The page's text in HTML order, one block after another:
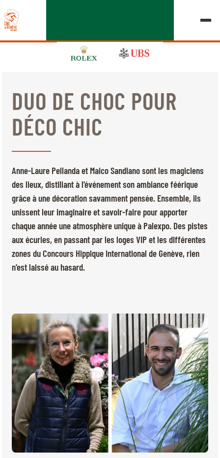
ÉDITION 2026
LE CHIG
MULTIMÉDIA
LIENS RAPIDES
ACCUEIL
EXPOSANTS
ROLEX GRAND SLAM
BILLETTERIE
BÉNÉVOLES
MÉDIAS
© 2026 CHI de Genève. Tous droits réservés
Jeudi, 17 Septembre 2026
DUO DE CHOC POUR
DÉCO CHIC
Anne-Laure Pellanda et Maico Sandiano sont les magiciens
des lieux, distillant à l’événement son ambiance féérique
grâce à une décoration savamment pensée. Ensemble, ils
unissent leur imaginaire et savoir-faire pour apporter
chaque année une atmosphère unique à Palexpo. Des pistes
aux écuries, en passant par les loges VIP et les différentes
zones du Concours Hippique International de Genève, rien
n’est laissé au hasard.